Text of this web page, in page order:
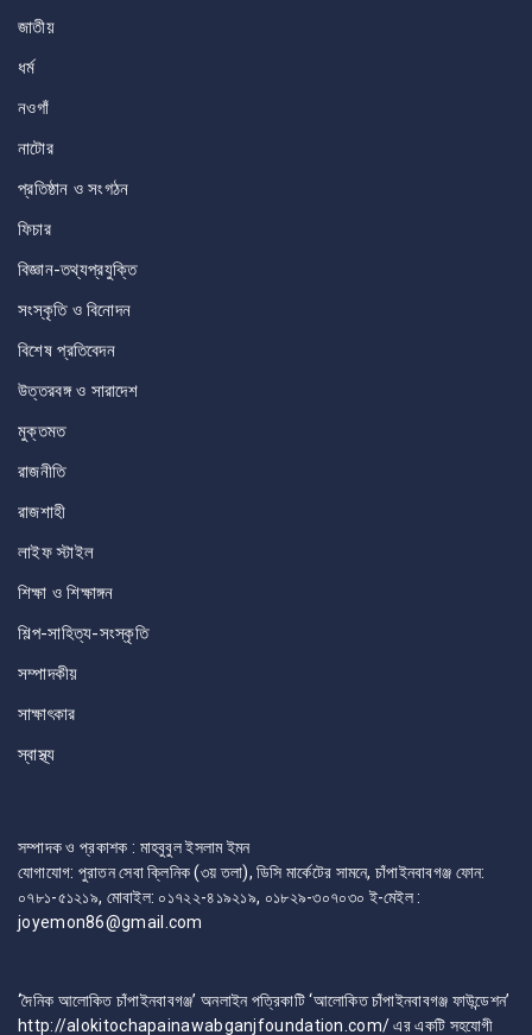
জাতীয়
ধর্ম
নওগাঁ
নাটোর
প্রতিষ্ঠান ও সংগঠন
ফিচার
বিজ্ঞান-তথ্যপ্রযুক্তি
সংস্কৃতি ও বিনোদন
বিশেষ প্রতিবেদন
উত্তরবঙ্গ ও সারাদেশ
মুক্তমত
রাজনীতি
রাজশাহী
লাইফ স্টাইল
শিক্ষা ও শিক্ষাঙ্গন
শিল্প-সাহিত্য-সংস্কৃতি
সম্পাদকীয়
সাক্ষাৎকার
স্বাস্থ্য
সম্পাদক ও প্রকাশক : মাহবুবুল ইসলাম ইমন
যোগাযোগ: পুরাতন সেবা ক্লিনিক (৩য় তলা), ডিসি মার্কেটের সামনে, চাঁপাইনবাবগঞ্জ ফোন:
০৭৮১-৫১২১৯, মোবাইল: ০১৭২২-৪১৯২১৯, ০১৮২৯-৩০৭০৩০ ই-মেইল :
joyemon86@gmail.com
‘দৈনিক আলোকিত চাঁপাইনবাবগঞ্জ’ অনলাইন পত্রিকাটি ‘আলোকিত চাঁপাইনবাবগঞ্জ ফাউন্ডেশন’
http://alokitochapainawabganjfoundation.com/ এর একটি সহযোগী